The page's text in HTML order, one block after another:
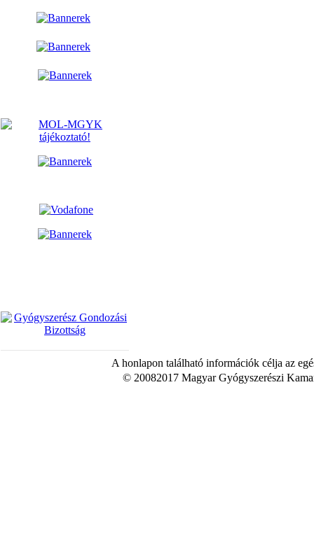
A honlapon található információk célja az
© 20082017 Magyar Gyógyszerészi